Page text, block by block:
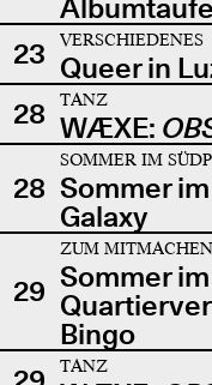
Albumtaufe
23
VERSCHIEDENES
Queer in
28
TANZ
WÆXE:
28
SOMMER IM
Sommer
Galaxy
29
ZUM MITMACHEN
Sommer
Bingo
TANZ